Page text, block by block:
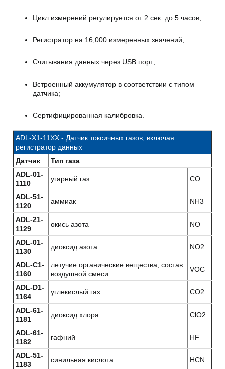
Цикл измерений регулируется от 2 сек. до 5 часов;
Регистратор на 16,000 измеренных значений;
Считывания данных через USB порт;
Встроенный аккумулятор в соответствии с типом
датчика;
Сертифицированная калибровка.
ADL-X1-11XX - Датчик токсичных газов, включая
регистратор данных
Датчик
Тип газа
ADL-01-
1110
угарный газ CO
ADL-51-
1120
аммиак NH3
ADL-21-
1129
окись азота NO
ADL-01-
1130
диоксид азота NO2
ADL-C1-
1160
летучие органические вещества, состав
воздушной смеси
VOC
ADL-D1-
1164
углекислый газ CO2
ADL-61-
1181
диоксид хлора ClO2
ADL-61-
1182
гафний HF
ADL-51-
1183
синильная кислота HCN